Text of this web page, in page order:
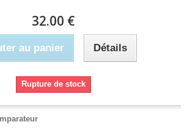
32.00 €
au panier Détails
Rupture de stock